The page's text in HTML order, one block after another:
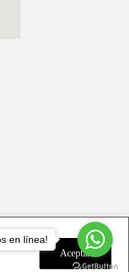
Aceptar
en línea!